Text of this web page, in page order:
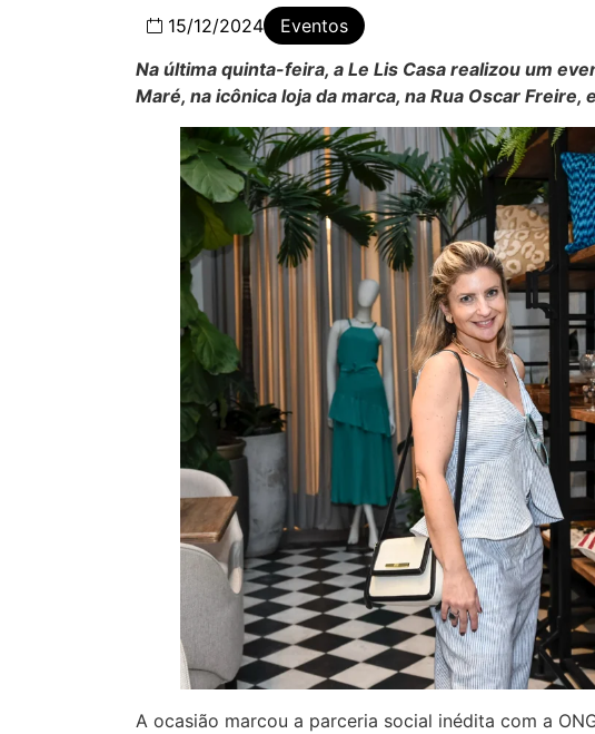
15/12/2024
Eventos
Na última quinta-feira, a Le Lis Casa realizou um
Maré, na icônica loja da marca, na Rua Oscar Freire,
A ocasião marcou a parceria social inédita com a